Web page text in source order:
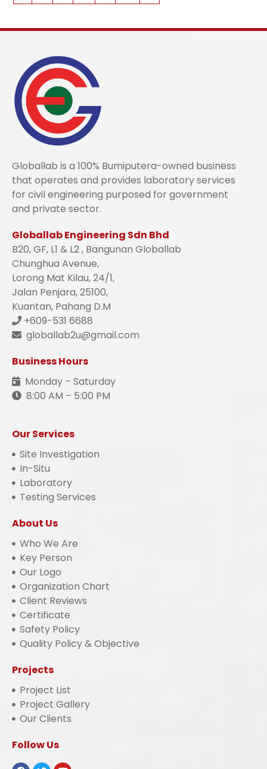
Globallab is a 100% Bumiputera-owned business
that operates and provides laboratory services
for civil engineering purposed for government
and private sector.
Globallab Engineering Sdn Bhd
B20, GF, L1 & L2 , Bangunan Globallab
Chunghua Avenue,
Lorong Mat Kilau, 24/1,
Jalan Penjara, 25100,
Kuantan, Pahang D.M
+609-531 6688
globallab2u@gmail.com
Business Hours
Monday – Saturday
8:00 AM – 5:00 PM
Our Services
Site Investigation
In-Situ
Laboratory
Testing Services
About Us
Who We Are
Key Person
Our Logo
Organization Chart
Client Reviews
Certificate
Safety Policy
Quality Policy & Objective
Projects
Project List
Project Gallery
Our Clients
Follow Us